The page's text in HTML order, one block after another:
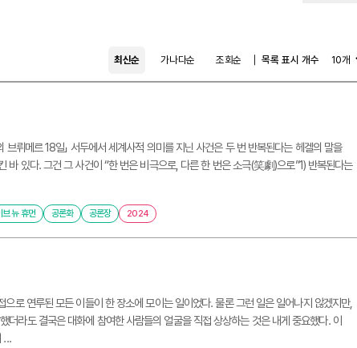
최신순 가나다순 조회순 목록 표시 개수
뤼메르 18일」 서두에서 세계사적 의미를 지닌 사건은 두 번 반복된다는 헤겔의 말을
바 있다. 그건 그 사건이 “한 번은 비극으로, 다른 한 번은 소극(笑劇)으로”1) 반복된다는
브 뉴 휴먼 공론화 공론장 2024
로 연루된 모든 이들이 한 장소에 모이는 일이었다. 물론 그런 일은 일어나지 않겠지만,
더라도 결국은 대화에 참여한 사람들의 얼굴을 직접 상상하는 것은 내게 중요했다. 이
...